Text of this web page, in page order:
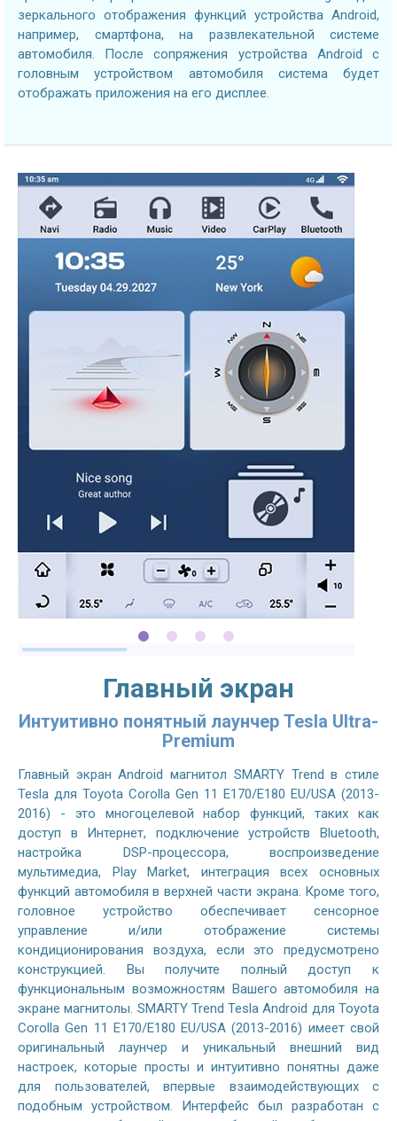
зеркального отображения функций устройства Android,
например, смартфона, на развлекательной системе
автомобиля. После сопряжения устройства Android с
головным устройством автомобиля система будет
отображать приложения на его дисплее.
Главный экран
Интуитивно понятный лаунчер Tesla Ultra-
Premium
Главный экран Android магнитол SMARTY Trend в стиле
Tesla для Toyota Corolla Gen 11 E170/E180 EU/USA (2013-
2016) - это многоцелевой набор функций, таких как
доступ в Интернет, подключение устройств Bluetooth,
настройка DSP-процессора, воспроизведение
мультимедиа, Play Market, интеграция всех основных
функций автомобиля в верхней части экрана. Кроме того,
головное устройство обеспечивает сенсорное
управление и/или отображение системы
кондиционирования воздуха, если это предусмотрено
конструкцией. Вы получите полный доступ к
функциональным возможностям Вашего автомобиля на
экране магнитолы. SMARTY Trend Tesla Android для Toyota
Corolla Gen 11 E170/E180 EU/USA (2013-2016) имеет свой
оригинальный лаунчер и уникальный внешний вид
настроек, которые просты и интуитивно понятны даже
для пользователей, впервые взаимодействующих с
подобным устройством. Интерфейс был разработан с